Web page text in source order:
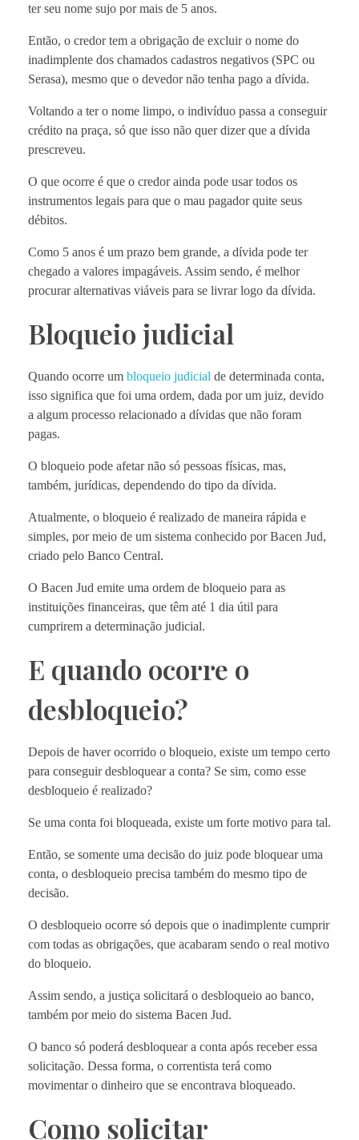
ter seu nome sujo por mais de 5 anos.
Então, o credor tem a obrigação de excluir o nome do
inadimplente dos chamados cadastros negativos (SPC ou
Serasa), mesmo que o devedor não tenha pago a dívida.
Voltando a ter o nome limpo, o indivíduo passa a conseguir
crédito na praça, só que isso não quer dizer que a dívida
prescreveu.
O que ocorre é que o credor ainda pode usar todos os
instrumentos legais para que o mau pagador quite seus
débitos.
Como 5 anos é um prazo bem grande, a dívida pode ter
chegado a valores impagáveis. Assim sendo, é melhor
procurar alternativas viáveis para se livrar logo da dívida.
Bloqueio judicial
Quando ocorre um bloqueio judicial de determinada conta,
isso significa que foi uma ordem, dada por um juiz, devido
a algum processo relacionado a dívidas que não foram
pagas.
O bloqueio pode afetar não só pessoas físicas, mas,
também, jurídicas, dependendo do tipo da dívida.
Atualmente, o bloqueio é realizado de maneira rápida e
simples, por meio de um sistema conhecido por Bacen Jud,
criado pelo Banco Central.
O Bacen Jud emite uma ordem de bloqueio para as
instituições financeiras, que têm até 1 dia útil para
cumprirem a determinação judicial.
E quando ocorre o
desbloqueio?
Depois de haver ocorrido o bloqueio, existe um tempo certo
para conseguir desbloquear a conta? Se sim, como esse
desbloqueio é realizado?
Se uma conta foi bloqueada, existe um forte motivo para tal.
Então, se somente uma decisão do juiz pode bloquear uma
conta, o desbloqueio precisa também do mesmo tipo de
decisão.
O desbloqueio ocorre só depois que o inadimplente cumprir
com todas as obrigações, que acabaram sendo o real motivo
do bloqueio.
Assim sendo, a justiça solicitará o desbloqueio ao banco,
também por meio do sistema Bacen Jud.
O banco só poderá desbloquear a conta após receber essa
solicitação. Dessa forma, o correntista terá como
movimentar o dinheiro que se encontrava bloqueado.
Como solicitar